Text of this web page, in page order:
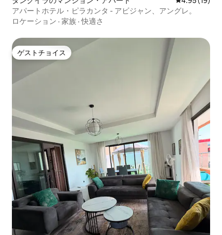
アパートホテル・ピラカンタ - アビジャン、アングレ。
ロケーション · 家族 ·快適さ
ゲストチョイス
ゲストチョイス